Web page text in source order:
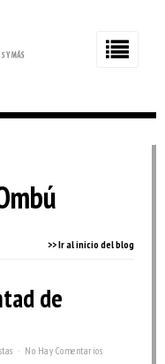
>> Ir al inicio del blog
de
No Hay Comentarios